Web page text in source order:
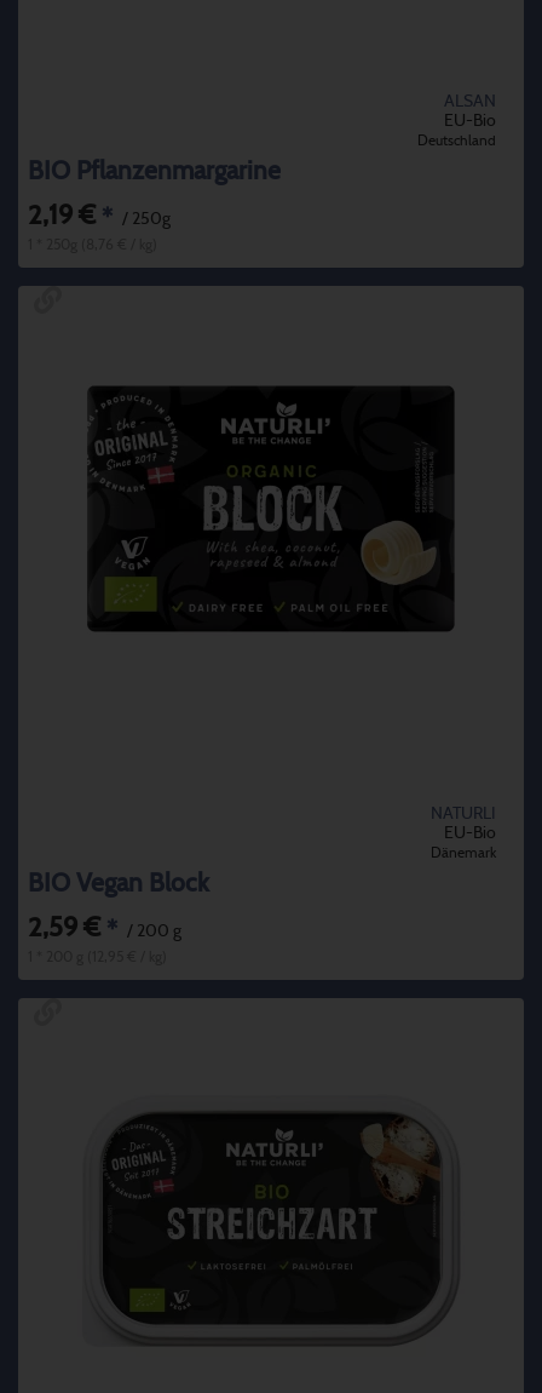
ALSAN
EU-Bio
Deutschland
BIO Pflanzenmargarine
2,19 € * / 250g
NATURLI
EU-Bio
Dänemark
BIO Vegan Block
2,59 € * / 200 g